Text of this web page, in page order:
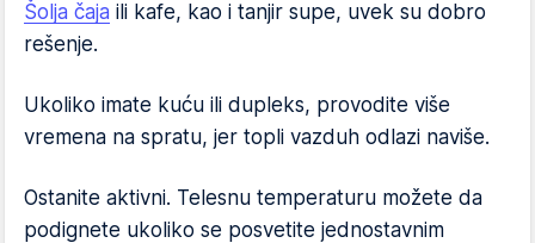
Šolja čaja ili kafe, kao i tanjir supe, uvek su dobro
rešenje.
Ukoliko imate kuću ili dupleks, provodite više
vremena na spratu, jer topli vazduh odlazi naviše.
Ostanite aktivni. Telesnu temperaturu možete da
podignete ukoliko se posvetite jednostavnim